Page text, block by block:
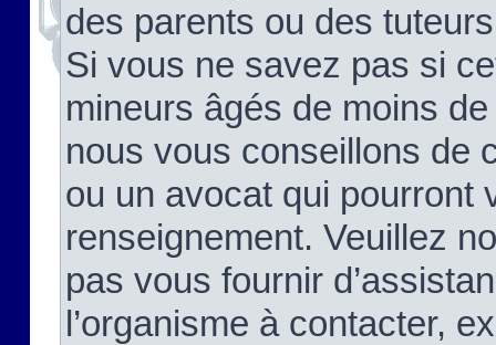
des parents ou des
Si vous ne savez pas si
mineurs âgés de moins
nous vous conseillons de
ou un avocat qui pourront
renseignement. Veuillez
pas vous fournir
l’organisme à contacter,